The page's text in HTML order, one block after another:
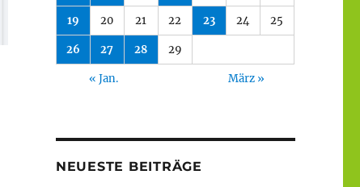
19 20 21 22 23 24 25
26 27 28 29
« Jan. März »
NEUESTE BEITRÄGE